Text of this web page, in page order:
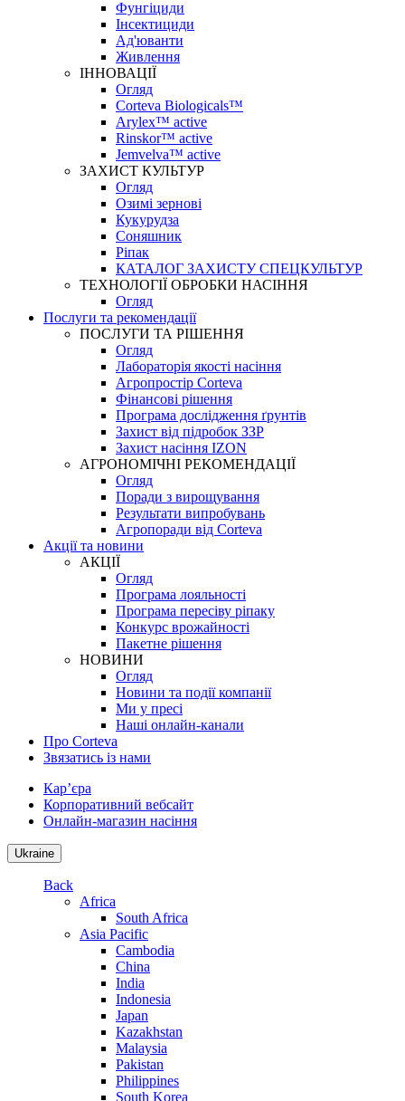
Фунгіциди
Інсектициди
Ад'юванти
Живлення
ІННОВАЦІЇ
Огляд
Corteva Biologicals™
Arylex™ active
Rinskor™ active
Jemvelva™ active
ЗАХИСТ КУЛЬТУР
Огляд
Озимі зернові
Кукурудза
Соняшник
Ріпак
КАТАЛОГ ЗАХИСТУ СПЕЦКУЛЬТУР
ТЕХНОЛОГІЇ ОБРОБКИ НАСІННЯ
Огляд
Послуги та рекомендації
ПОСЛУГИ ТА РІШЕННЯ
Огляд
Лабораторія якості насіння
Агропростір Corteva
Фінансові рішення
Програма дослідження ґрунтів
Захист від підробок ЗЗР
Захист насіння IZON
АГРОНОМІЧНІ РЕКОМЕНДАЦІЇ
Огляд
Поради з вирощування
Результати випробувань
Агропоради від Corteva
Акції та новини
АКЦІЇ
Огляд
Програма лояльності
Програма пересіву ріпаку
Конкурс врожайності
Пакетне рішення
НОВИНИ
Огляд
Новини та події компанії
Ми у пресі
Наші онлайн-канали
Про Corteva
Звязатись із нами
Кар’єра
Корпоративний вебсайт
Онлайн-магазин насіння
Ukraine
Back
Africa
South Africa
Asia Pacific
Cambodia
China
India
Indonesia
Japan
Kazakhstan
Malaysia
Pakistan
Philippines
South Korea